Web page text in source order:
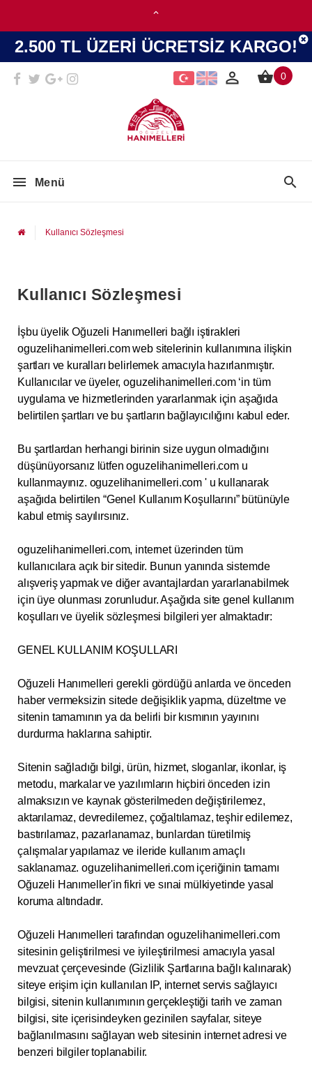
2.500 TL ÜZERİ ÜCRETSİZ KARGO!
0
Menü
Kullanıcı Sözleşmesi
Kullanıcı Sözleşmesi
İşbu üyelik Oğuzeli Hanımelleri bağlı iştirakleri
oguzelihanimelleri.com web sitelerinin kullanımına ilişkin
şartları ve kuralları belirlemek amacıyla hazırlanmıştır.
Kullanıcılar ve üyeler, oguzelihanimelleri.com ‘in tüm
uygulama ve hizmetlerinden yararlanmak için aşağıda
belirtilen şartları ve bu şartların bağlayıcılığını kabul eder.
Bu şartlardan herhangi birinin size uygun olmadığını
düşünüyorsanız lütfen oguzelihanimelleri.com u
kullanmayınız. oguzelihanimelleri.com ' u kullanarak
aşağıda belirtilen “Genel Kullanım Koşullarını” bütünüyle
kabul etmiş sayılırsınız.
oguzelihanimelleri.com, internet üzerinden tüm
kullanıcılara açık bir sitedir. Bunun yanında sistemde
alışveriş yapmak ve diğer avantajlardan yararlanabilmek
için üye olunması zorunludur. Aşağıda site genel kullanım
koşulları ve üyelik sözleşmesi bilgileri yer almaktadır:
GENEL KULLANIM KOŞULLARI
Oğuzeli Hanımelleri gerekli gördüğü anlarda ve önceden
haber vermeksizin sitede değişiklik yapma, düzeltme ve
sitenin tamamının ya da belirli bir kısmının yayınını
durdurma haklarına sahiptir.
Sitenin sağladığı bilgi, ürün, hizmet, sloganlar, ikonlar, iş
metodu, markalar ve yazılımların hiçbiri önceden izin
almaksızın ve kaynak gösterilmeden değiştirilemez,
aktarılamaz, devredilemez, çoğaltılamaz, teşhir edilemez,
bastırılamaz, pazarlanamaz, bunlardan türetilmiş
çalışmalar yapılamaz ve ileride kullanım amaçlı
saklanamaz. oguzelihanimelleri.com içeriğinin tamamı
Oğuzeli Hanımeller'in fikri ve sınai mülkiyetinde yasal
koruma altındadır.
Oğuzeli Hanımelleri tarafından oguzelihanimelleri.com
sitesinin geliştirilmesi ve iyileştirilmesi amacıyla yasal
mevzuat çerçevesinde (Gizlilik Şartlarına bağlı kalınarak)
siteye erişim için kullanılan IP, internet servis sağlayıcı
bilgisi, sitenin kullanımının gerçekleştiği tarih ve zaman
bilgisi, site içerisindeyken gezinilen sayfalar, siteye
bağlanılmasını sağlayan web sitesinin internet adresi ve
benzeri bilgiler toplanabilir.